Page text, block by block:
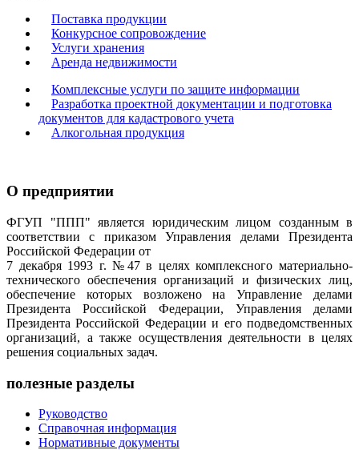
Поставка продукции
Конкурсное сопровождение
Услуги хранения
Аренда недвижимости
Комплексные услуги по защите информации
Разработка проектной документации и подготовка
документов для кадастрового учета
Алкогольная продукция
О предприятии
ФГУП "ППП" является юридическим лицом созданным в
соответствии с приказом Управления делами Президента
Российской Федерации от
7 декабря 1993 г. №47 в целях комплексного материально-
технического обеспечения организаций и физических лиц,
обеспечение которых возложено на Управление делами
Президента Российской Федерации, Управления делами
Президента Российской Федерации и его подведомственных
организаций, а также осуществления деятельности в целях
решения социальных задач.
полезные разделы
Руководство
Справочная информация
Нормативные документы